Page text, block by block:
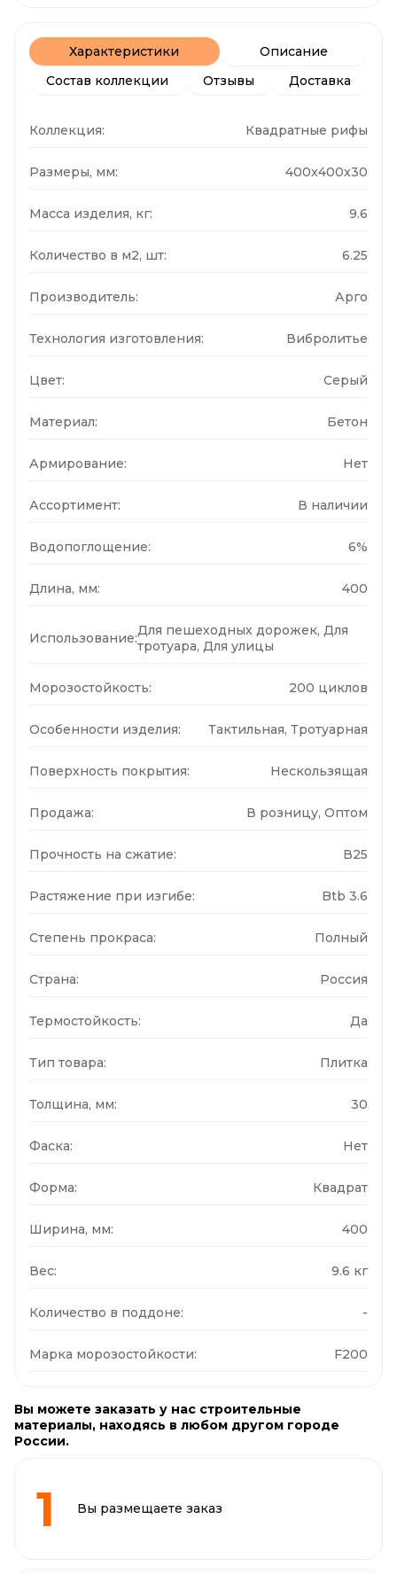
Характеристики
Описание
Состав коллекции
Отзывы Доставка
Коллекция: Квадратные рифы
Размеры, мм: 400x400x30
Масса изделия, кг: 9.6
Количество в м2, шт: 6.25
Производитель: Арго
Технология изготовления: Вибролитье
Цвет: Серый
Материал: Бетон
Армирование: Нет
Ассортимент: В наличии
Водопоглощение: 6%
Длина, мм: 400
Использование:Для пешеходных дорожек, Для
тротуара, Для улицы
Морозостойкость: 200 циклов
Особенности изделия: Тактильная, Тротуарная
Поверхность покрытия: Нескользящая
Продажа: В розницу, Оптом
Прочность на сжатие: В25
Растяжение при изгибе: Btb 3.6
Степень прокраса: Полный
Страна: Россия
Термостойкость: Да
Тип товара: Плитка
Толщина, мм: 30
Фаска: Нет
Форма: Квадрат
Ширина, мм: 400
Вес: 9.6 кг
Количество в поддоне: -
Марка морозостойкости: F200
Вы можете заказать у нас строительные
материалы, находясь в любом другом городе
России.
Вы размещаете заказ